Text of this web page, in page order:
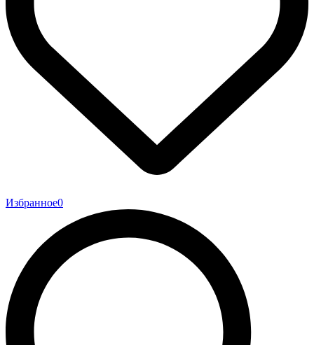
Избранное0